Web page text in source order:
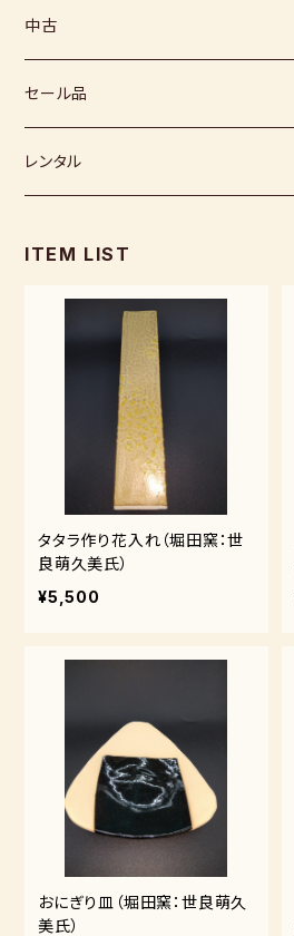
下絵具
その他（土・泥等）
顔料
灰
堀田窯
鶴見窯
秀山窯
高取焼
鬼丸雪山窯
福岡県：窯元・陶芸作家
恵水窯
信楽赤土
梅崎粘土
七隈粘土
御影粘土
中古
窯
電気窯
電動ろくろ
セール品
小道具
レンタル
電動ろくろ
ITEM LIST
タタラ作り花入れ（堀田窯：世
良萌久美氏）
¥5,500
おにぎり皿（堀田窯：世良萌久
美氏）